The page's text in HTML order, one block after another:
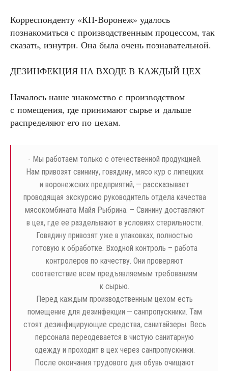
Корреспонденту «КП-Воронеж» удалось
познакомиться с производственным процессом, так
сказать, изнутри. Она была очень познавательной.
ДЕЗИНФЕКЦИЯ НА ВХОДЕ В КАЖДЫЙ ЦЕХ
Началось наше знакомство с производством
с помещения, где принимают сырье и дальше
распределяют его по цехам.
- Мы работаем только с отечественной продукцией.
Нам привозят свинину, говядину, мясо кур с липецких
и воронежских предприятий, — рассказывает
проводящая экскурсию руководитель отдела качества
мясокомбината Майя Рыбрина. – Свинину доставляют
в цех, где ее разделывают в условиях стерильности.
Говядину привозят уже в упаковках, полностью
готовую к обработке. Входной контроль – работа
контролеров по качеству. Они проверяют
соответствие всем предъявляемым требованиям
к сырью.
Перед каждым производственным цехом есть
помещение для дезинфекции — санпропускники. Там
стоят дезинфицирующие средства, санитайзеры. Весь
персонала переодевается в чистую санитарную
одежду и проходит в цех через санпропускники.
После окончания трудового дня обувь очищают